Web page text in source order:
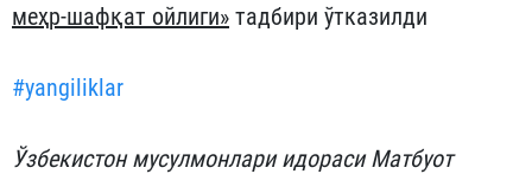
меҳр-шафқат ойлиги» тадбири ўтказилди
#yangiliklar
Ўзбекистон мусулмонлари идораси Матбуот